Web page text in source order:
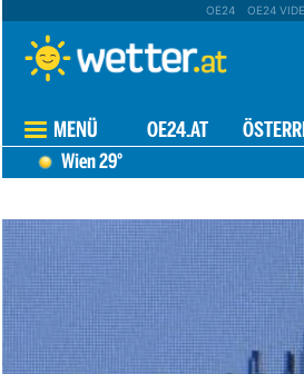
OE24 OE24
MENÜ OE24.AT
Wien29°